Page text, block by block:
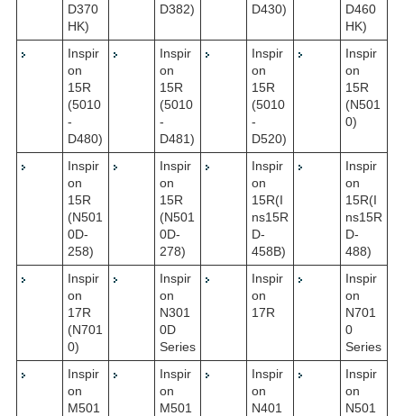
D370
HK)
D382)
D430)
D460
HK)
Inspir
on
15R
(5010
-
D480)
Inspir
on
15R
(5010
-
D481)
Inspir
on
15R
(5010
-
D520)
Inspir
on
15R
(N501
0)
Inspir
on
15R
(N501
0D-
258)
Inspir
on
15R
(N501
0D-
278)
Inspir
on
15R(I
ns15R
D-
458B)
Inspir
on
15R(I
ns15R
D-
488)
Inspir
on
17R
(N701
0)
Inspir
on
N301
0D
Series
Inspir
on
17R
Inspir
on
N701
0
Series
Inspir
on
M501
Inspir
on
M501
Inspir
on
N401
Inspir
on
N501